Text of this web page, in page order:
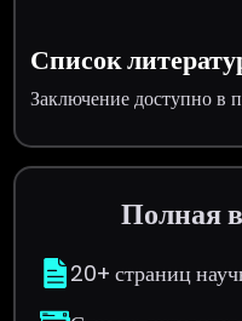
Список
Заключение доступно в
Полная
20+ страниц